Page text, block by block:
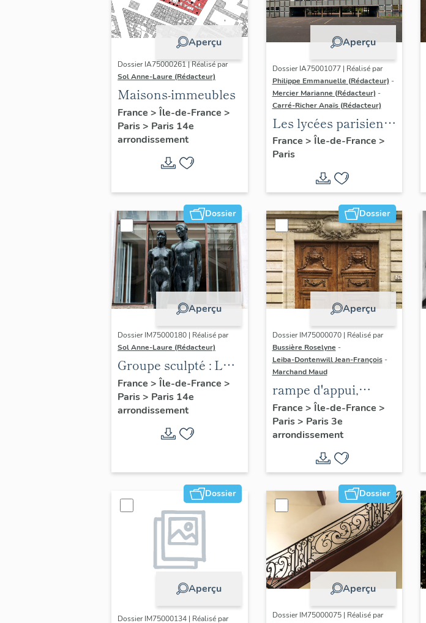
Aperçu
Dossier IA75000261 | Réalisé par
Sol Anne-Laure (Rédacteur)
Maisons-immeubles
France > Île-de-France >
Paris> Paris 14e
arrondissement
Aperçu
Dossier IA75001077 | Réalisé par
Philippe Emmanuelle (Rédacteur) -
Mercier Marianne (Rédacteur) -
Carré-Richer Anaïs (Rédacteur)
Les lycées parisiens
de Jean-Claude
Dondel et Roger
France > Île-de-France >
Paris
Dossier
Aperçu
Dossier IM75000180 | Réalisé par
Sol Anne-Laure (Rédacteur)
Groupe sculpté : Les
Adolescents
France > Île-de-France >
Paris> Paris 14e
arrondissement
Dossier
Aperçu
Dossier IM75000070 | Réalisé par
Bussière Roselyne -
Leiba-Dontenwill Jean-François -
Marchand Maud
rampe d'appui,
escalier de l' hôtel de
Sandreville (non
étudié)
France > Île-de-France >
Paris> Paris 3e
arrondissement
Dossier
Aperçu
Dossier IM75000134 | Réalisé par
Dossier
Aperçu
Dossier IM75000075 | Réalisé par